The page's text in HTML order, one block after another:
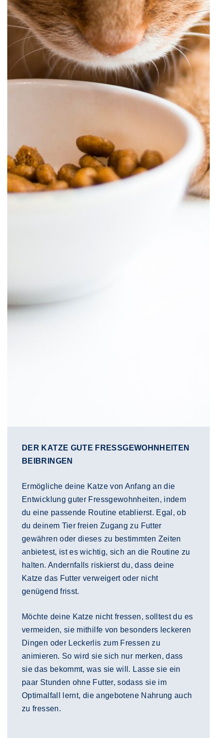
DER KATZE GUTE FRESSGEWOHNHEITEN
BEIBRINGEN
Ermögliche deine Katze von Anfang an die
Entwicklung guter Fressgewohnheiten, indem
du eine passende Routine etablierst. Egal, ob
du deinem Tier freien Zugang zu Futter
gewähren oder dieses zu bestimmten Zeiten
anbietest, ist es wichtig, sich an die Routine zu
halten. Andernfalls riskierst du, dass deine
Katze das Futter verweigert oder nicht
genügend frisst.
Möchte deine Katze nicht fressen, solltest du es
vermeiden, sie mithilfe von besonders leckeren
Dingen oder Leckerlis zum Fressen zu
animieren. So wird sie sich nur merken, dass
sie das bekommt, was sie will. Lasse sie ein
paar Stunden ohne Futter, sodass sie im
Optimalfall lernt, die angebotene Nahrung auch
zu fressen.